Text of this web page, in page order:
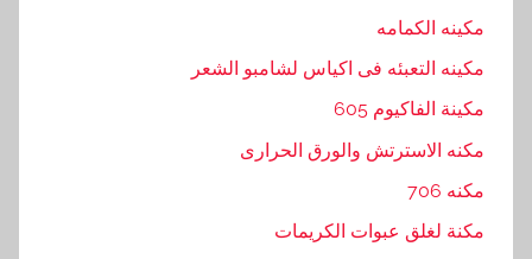
مكينه الكمامه
مكينه التعبئه فى اكياس لشامبو الشعر
مكينة الفاكيوم 605
مكنه الاسترتش والورق الحرارى
مكنه 706
مكنة لغلق عبوات الكريمات